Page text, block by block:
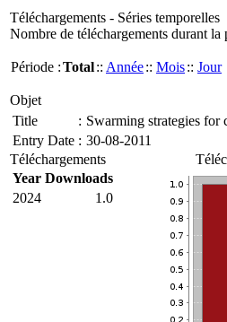
Téléchargements - Séries temporelles
Nombre de téléchargements durant la
Période :Total:: Année:: Mois:: Jour
Objet
Title
: Swarming strategies for
Entry Date : 30-08-2011
Téléchargements
Year Downloads
2024
1.0